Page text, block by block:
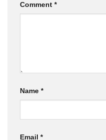
Comment *
Name *
Email *